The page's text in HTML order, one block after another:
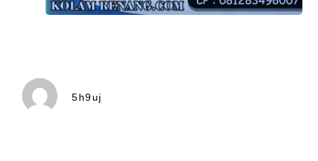
5h9uj